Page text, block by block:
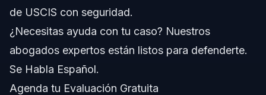
Notas Jurisdiccionales para Casos en Carolina
Notas sobre Florida
de USCIS con seguridad.
¿Necesitas ayuda con tu caso? Nuestros
abogados expertos están listos para defenderte.
Se Habla Español.
Agenda tu Evaluación Gratuita